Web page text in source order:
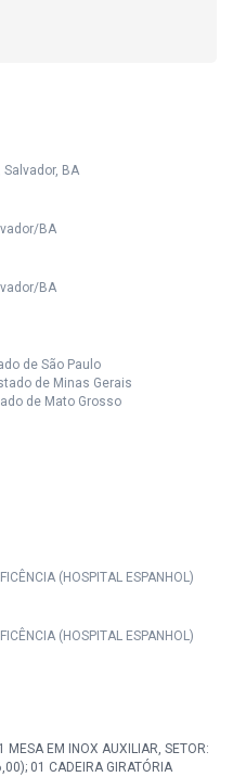
BA
BA
BA
de São Paulo
de Minas Gerais
de Mato Grosso
(HOSPITAL ESPANHOL)
(HOSPITAL ESPANHOL)
MESA EM INOX AUXILIAR, SETOR:
01 CADEIRA GIRATÓRIA